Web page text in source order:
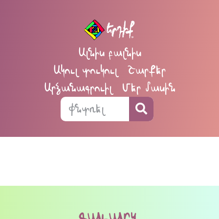
Ալնիս բալնիս
Ակուլ տուկուլ
Շարքեր
Արձանագրուիլ
Մեր մասին